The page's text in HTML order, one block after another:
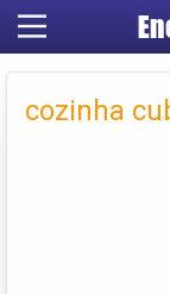
cozinha